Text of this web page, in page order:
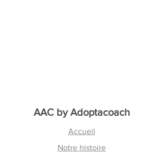
AAC byAdoptacoach
Accueil
Notre histoire